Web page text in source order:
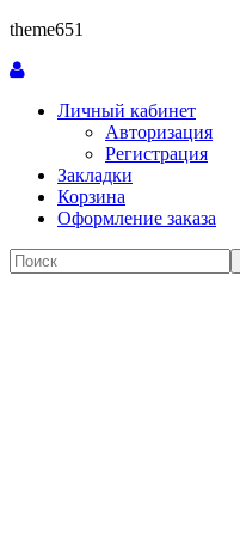
theme651
Личный кабинет
Авторизация
Регистрация
Закладки
Корзина
Оформление заказа